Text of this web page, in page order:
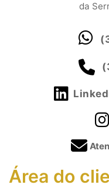
da
Área do